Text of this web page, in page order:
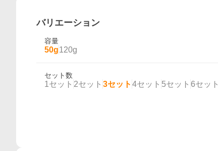
バリエーション
容量
50g120g
セット数
1セット 2セット 3セット 4セット 5セット 6セット